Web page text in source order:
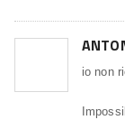
io non